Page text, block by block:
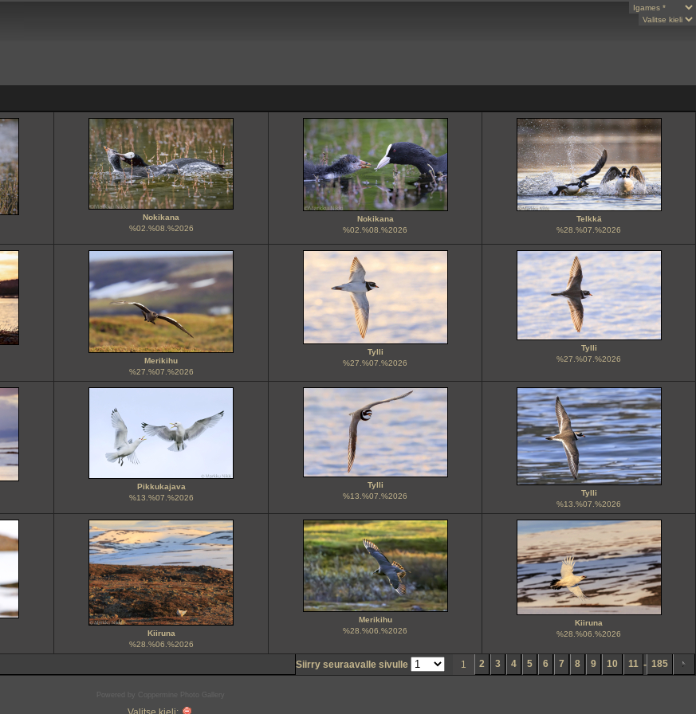
Nokikana
%02.%08.%2026
Nokikana
%02.%08.%2026
Telkkä
%28.%07.%2026
Merikihu
%27.%07.%2026
Tylli
%27.%07.%2026
Tylli
%27.%07.%2026
Pikkukajava
%13.%07.%2026
Tylli
%13.%07.%2026
Tylli
%13.%07.%2026
Kiiruna
%28.%06.%2026
Merikihu
%28.%06.%2026
Kiiruna
%28.%06.%2026
Siirry seuraavalle sivulle 1 2 3 4 5 6 7 8 9 10 11 - 185